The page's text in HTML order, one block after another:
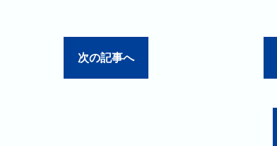
次の記事へ